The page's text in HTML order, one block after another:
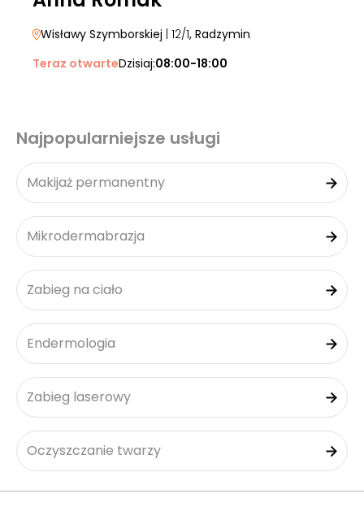
Wisławy Szymborskiej | 12/1, Radzymin
Teraz otwarteDzisiaj:08:00-18:00
Najpopularniejsze usługi
Makijaż permanentny
Mikrodermabrazja
Zabieg na ciało
Endermologia
Zabieg laserowy
Oczyszczanie twarzy